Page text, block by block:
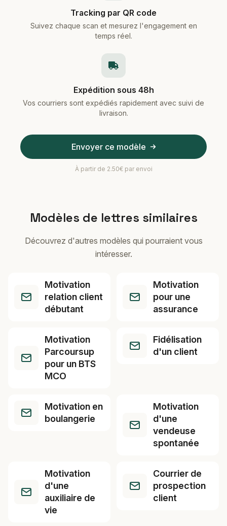
Tracking par QR code
Suivez chaque scan et mesurez l'engagement en
temps réel.
Expédition sous 48h
Vos courriers sont expédiés rapidement avec suivi de
livraison.
Envoyer ce modèle
À partir de 2.50€ par envoi
Modèles de lettres similaires
Découvrez d'autres modèles qui pourraient vous
intéresser.
Motivation
relation client
débutant
Motivation
pour une
assurance
Motivation
Parcoursup
pour un BTS
MCO
Fidélisation
d'un client
Motivation en
boulangerie
Motivation
d'une
vendeuse
spontanée
Motivation
d'une
auxiliaire de
vie
Courrier de
prospection
client